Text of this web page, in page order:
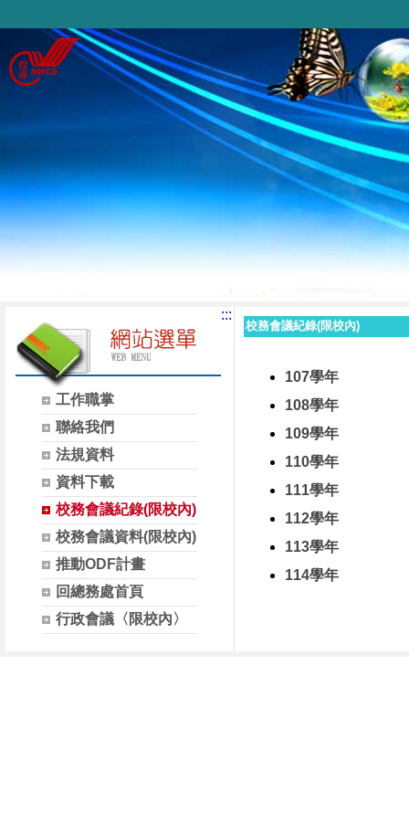
工作職掌
聯絡我們
法規資料
資料下載
校務會議紀錄(限校內)
校務會議資料(限校內)
推動ODF計畫
回總務處首頁
行政會議〈限校內〉
:::
校務會議紀錄(限校內)
107學年
108學年
109學年
110學年
111學年
112學年
113學年
114學年